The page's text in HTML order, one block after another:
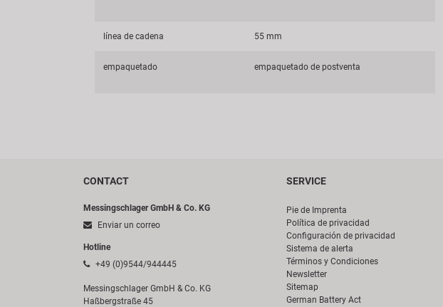
línea de cadena 55 mm
empaquetado empaquetado de postventa
CONTACT
Messingschlager GmbH & Co. KG
Enviar un correo
Hotline
+49 (0)9544/944445
Messingschlager GmbH & Co. KG
Haßbergstraße 45
SERVICE
Pie de Imprenta
Política de privacidad
Configuración de privacidad
Sistema de alerta
Términos y Condiciones
Newsletter
Sitemap
German Battery Act